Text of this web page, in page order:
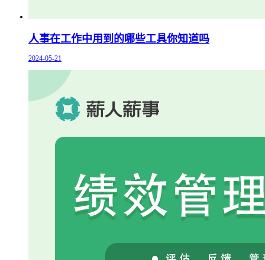
人事在工作中用到的哪些工具你知道吗
2024-05-21